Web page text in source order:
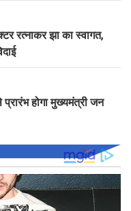
रत्नाकर झा का स्वागत,
होगा मुख्यमंत्री जन